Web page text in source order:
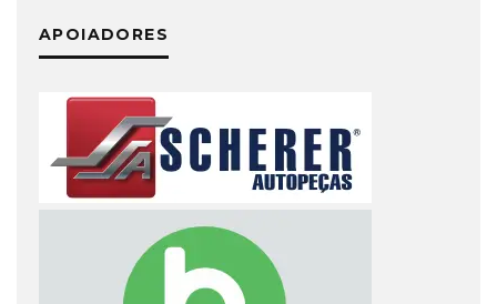
APOIADORES